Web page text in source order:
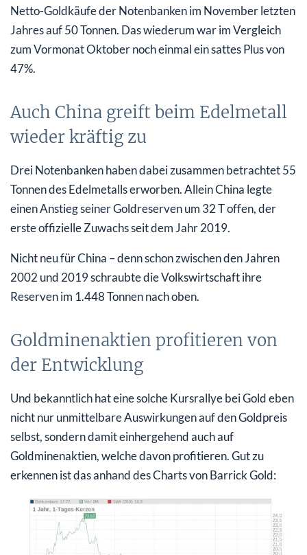
Netto-Goldkäufe der Notenbanken im November letzten
Jahres auf 50 Tonnen. Das wiederum war im Vergleich
zum Vormonat Oktober noch einmal ein sattes Plus von
47%.
Auch China greift beim Edelmetall
wieder kräftig zu
Drei Notenbanken haben dabei zusammen betrachtet 55
Tonnen des Edelmetalls erworben. Allein China legte
einen Anstieg seiner Goldreserven um 32 T offen, der
erste offizielle Zuwachs seit dem Jahr 2019.
Nicht neu für China – denn schon zwischen den Jahren
2002 und 2019 schraubte die Volkswirtschaft ihre
Reserven im 1.448 Tonnen nach oben.
Goldminenaktien profitieren von
der Entwicklung
Und bekanntlich hat eine solche Kursrallye bei Gold eben
nicht nur unmittelbare Auswirkungen auf den Goldpreis
selbst, sondern damit einhergehend auch auf
Goldminenaktien, welche davon profitieren. Gut zu
erkennen ist das anhand des Charts von Barrick Gold: